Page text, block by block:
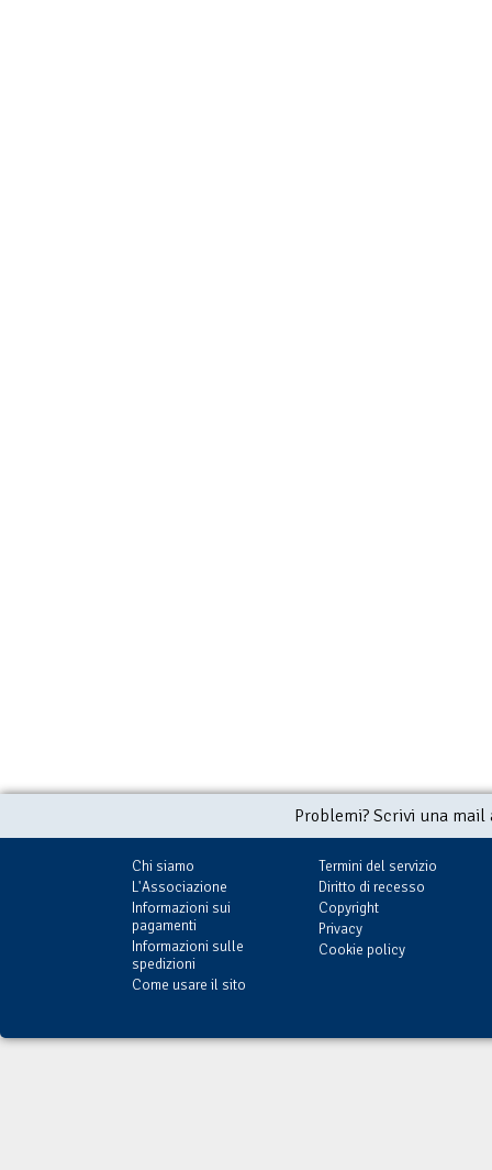
Problemi? Scrivi una
Chi siamo
L'Associazione
Informazioni sui
pagamenti
Informazioni sulle
spedizioni
Come usare il sito
Termini del servizio
Diritto di recesso
Copyright
Privacy
Cookie policy